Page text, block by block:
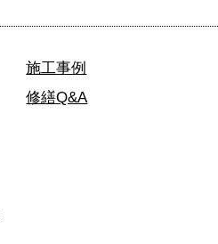
施工事例
修繕Q&A